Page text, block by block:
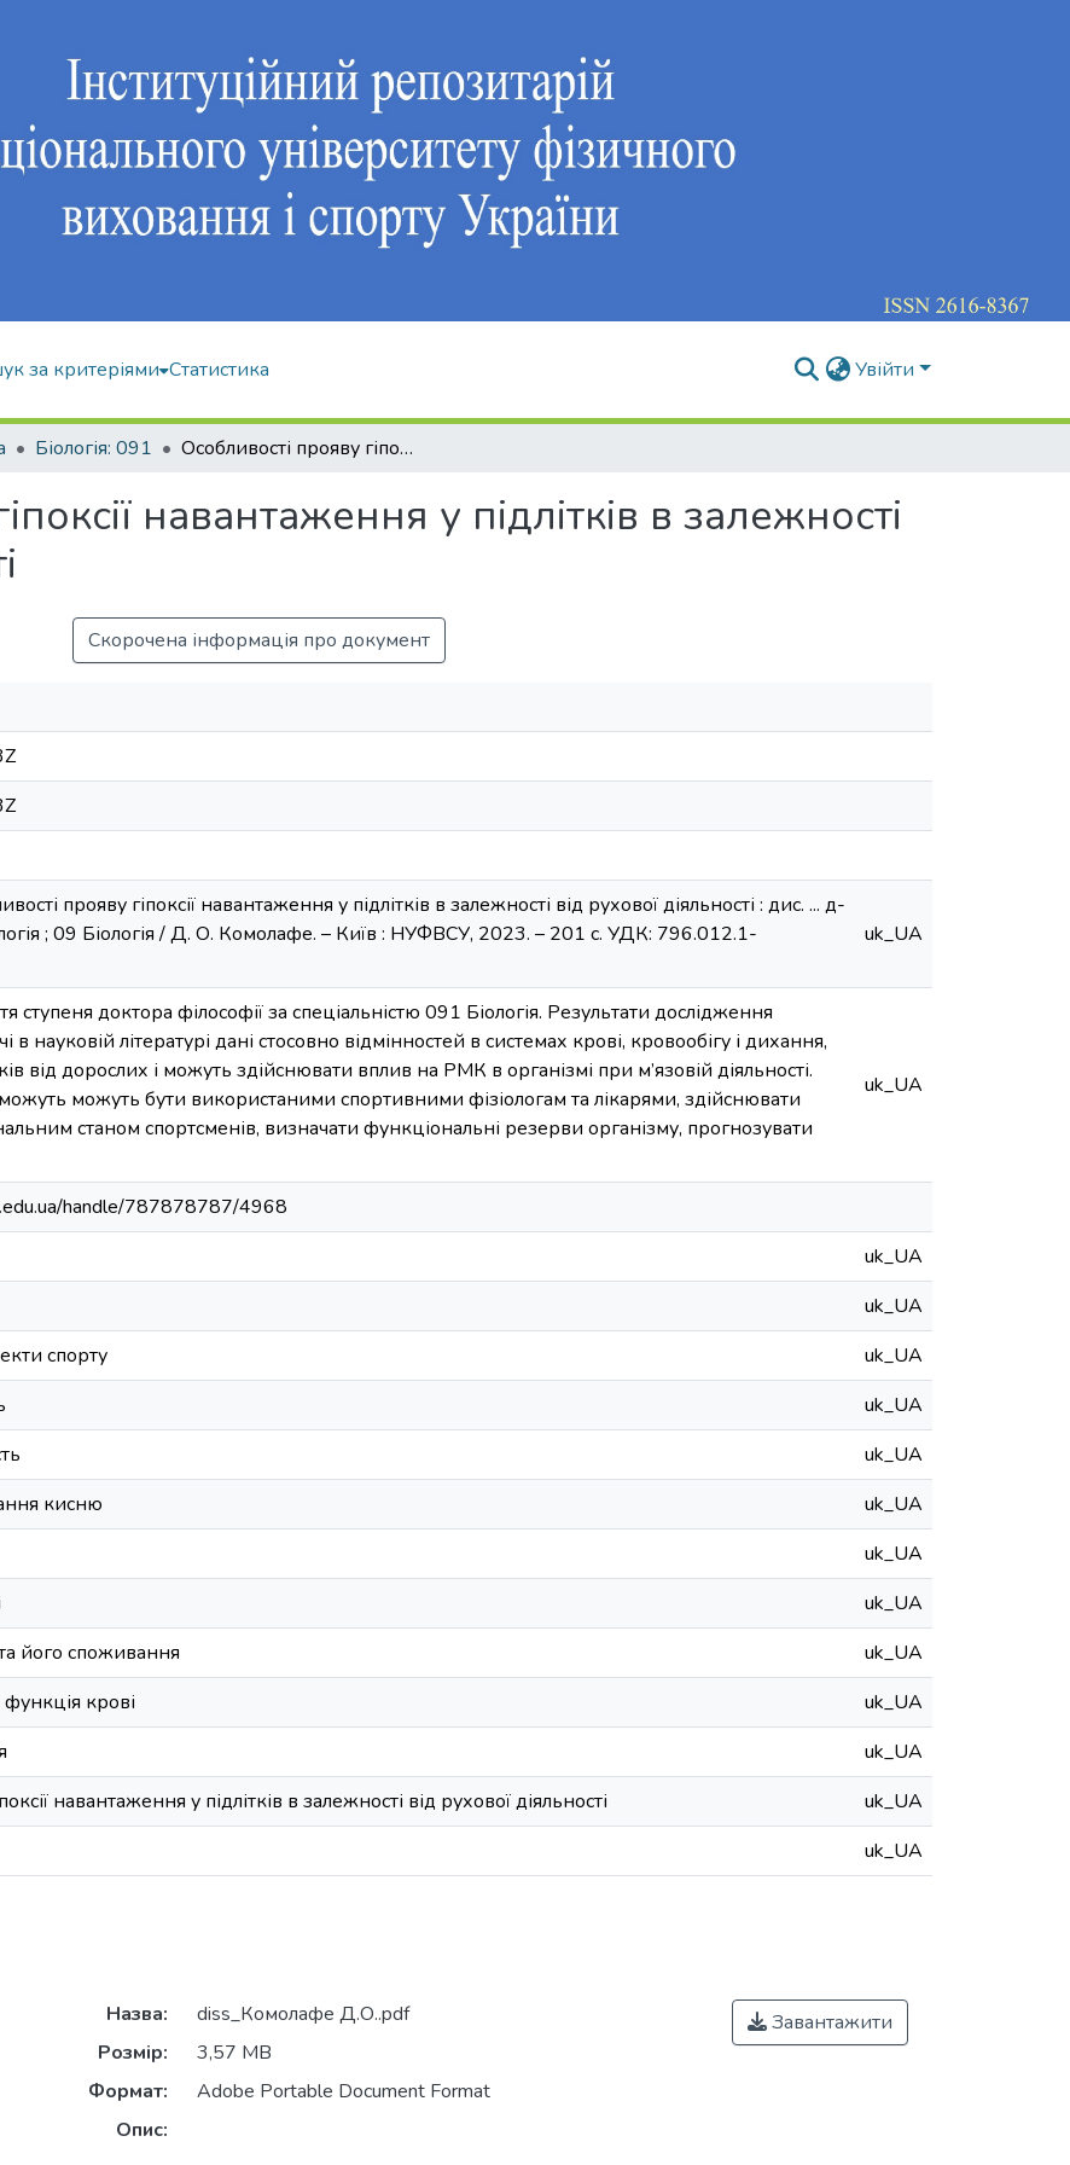
за критеріями Статистика Увійти
Біологія: 091 Особливості прояву гіпоксії навантаження у підлітків в залежності від рухової діяльності
навантаження у підлітків в залежності
Скорочена інформація про документ
прояву гіпоксії навантаження у підлітків в залежності від рухової діяльності : дис. ... д-
; 09 Біологія / Д. О. Комолафе. – Київ : НУФВСУ, 2023. – 201 с. УДК: 796.012.1-
uk_UA
ступеня доктора філософії за спеціальністю 091 Біологія. Результати дослідження
в науковій літературі дані стосовно відмінностей в системах крові, кровообігу і дихання,
від дорослих і можуть здійснювати вплив на РМК в організмі при м’язовій діяльності.
можуть бути використаними спортивними фізіологам та лікарями, здійснювати
станом спортсменів, визначати функціональні резерви організму, прогнозувати
uk_UA
handle/787878787/4968
uk_UA
uk_UA
спорту
uk_UA
uk_UA
uk_UA
кисню
uk_UA
uk_UA
uk_UA
його споживання
uk_UA
крові
uk_UA
uk_UA
навантаження у підлітків в залежності від рухової діяльності
uk_UA
uk_UA
Назва:
diss_Комолафе Д.О..pdf
Розмір:
3,57 MB
Формат:
Adobe Portable Document Format
Опис:
Завантажити